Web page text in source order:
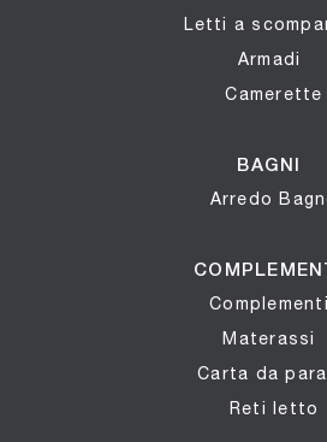
Letti a
Armadi
Camerette
BAGNI
Arredo
Complementi
Materassi
Carta da
Reti letto